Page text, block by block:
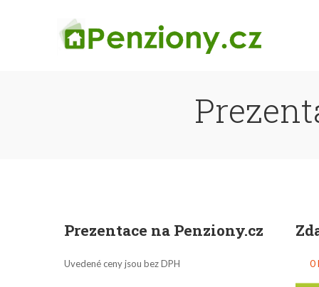
Prezentace na Penziony.cz
Uvedené ceny jsou bez DPH 0